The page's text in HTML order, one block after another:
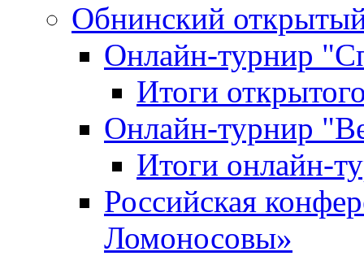
Обнинский
Онлайн-турнир
Итоги
Онлайн-турнир
Итоги онлайн-
Российская
Ломоносовы»